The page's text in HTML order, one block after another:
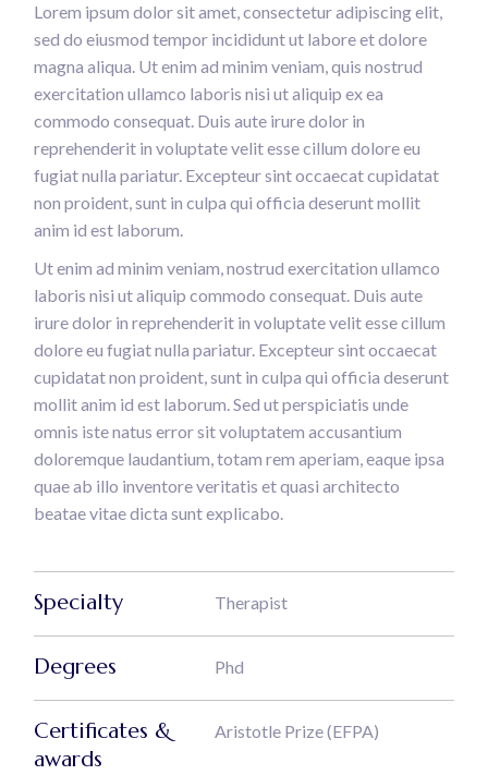
Lorem ipsum dolor sit amet, consectetur adipiscing elit,
sed do eiusmod tempor incididunt ut labore et dolore
magna aliqua. Ut enim ad minim veniam, quis nostrud
exercitation ullamco laboris nisi ut aliquip ex ea
commodo consequat. Duis aute irure dolor in
reprehenderit in voluptate velit esse cillum dolore eu
fugiat nulla pariatur. Excepteur sint occaecat cupidatat
non proident, sunt in culpa qui officia deserunt mollit
anim id est laborum.
Ut enim ad minim veniam, nostrud exercitation ullamco
laboris nisi ut aliquip commodo consequat. Duis aute
irure dolor in reprehenderit in voluptate velit esse cillum
dolore eu fugiat nulla pariatur. Excepteur sint occaecat
cupidatat non proident, sunt in culpa qui officia deserunt
mollit anim id est laborum. Sed ut perspiciatis unde
omnis iste natus error sit voluptatem accusantium
doloremque laudantium, totam rem aperiam, eaque ipsa
quae ab illo inventore veritatis et quasi architecto
beatae vitae dicta sunt explicabo.
Specialty Therapist
Degrees Phd
Certificates &
awards
Aristotle Prize (EFPA)